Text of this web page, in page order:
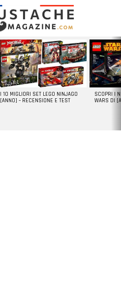
I 10 MIGLIORI SET LEGO NINJAGO
[ANNO] – RECENSIONE E TEST
SCOPRI I
WARS DI